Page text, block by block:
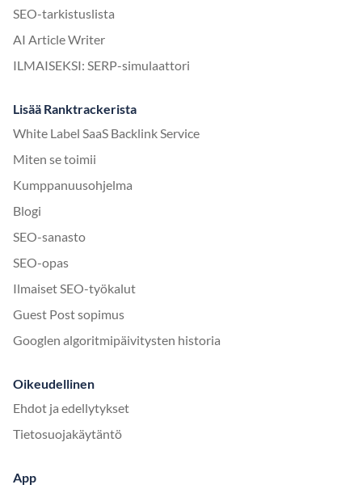
SEO-tarkistuslista
AI Article Writer
ILMAISEKSI: SERP-simulaattori
Lisää Ranktrackerista
White Label SaaS Backlink Service
Miten se toimii
Kumppanuusohjelma
Blogi
SEO-sanasto
SEO-opas
Ilmaiset SEO-työkalut
Guest Post sopimus
Googlen algoritmipäivitysten historia
Oikeudellinen
Ehdot ja edellytykset
Tietosuojakäytäntö
App